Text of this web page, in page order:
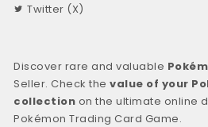
Twitter (X)
Discover rare and valuable
Seller. Check thevalue of your
collection on the ultimate online
Pokémon Trading Card Game.